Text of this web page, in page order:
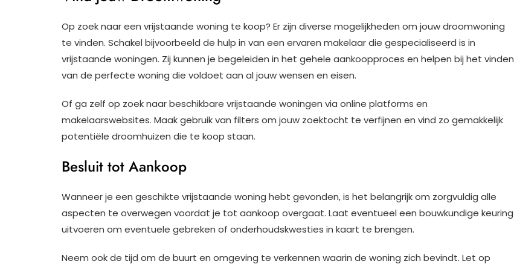
Op zoek naar een vrijstaande woning te koop? Er zijn diverse mogelijkheden om jouw droomwoning
te vinden. Schakel bijvoorbeeld de hulp in van een ervaren makelaar die gespecialiseerd is in
vrijstaande woningen. Zij kunnen je begeleiden in het gehele aankoopproces en helpen bij het vinden
van de perfecte woning die voldoet aan al jouw wensen en eisen.
Of ga zelf op zoek naar beschikbare vrijstaande woningen via online platforms en
makelaarswebsites. Maak gebruik van filters om jouw zoektocht te verfijnen en vind zo gemakkelijk
potentiële droomhuizen die te koop staan.
Besluit tot Aankoop
Wanneer je een geschikte vrijstaande woning hebt gevonden, is het belangrijk om zorgvuldig alle
aspecten te overwegen voordat je tot aankoop overgaat. Laat eventueel een bouwkundige keuring
uitvoeren om eventuele gebreken of onderhoudskwesties in kaart te brengen.
Neem ook de tijd om de buurt en omgeving te verkennen waarin de woning zich bevindt. Let op